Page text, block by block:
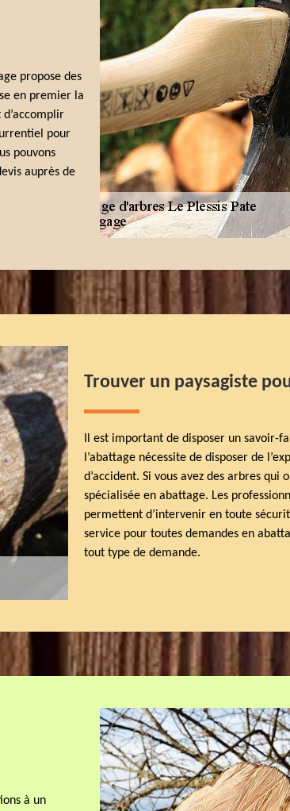
propose des
en premier la
pour
pouvons
auprès de
Trouver un paysagiste
Il est important de disposer un savoir-
l’abattage nécessite de disposer de
d’accident. Si vous avez des arbres qui
spécialisée en abattage. Les
permettent d’intervenir en toute
service pour toutes demandes en
tout type de demande.
à un